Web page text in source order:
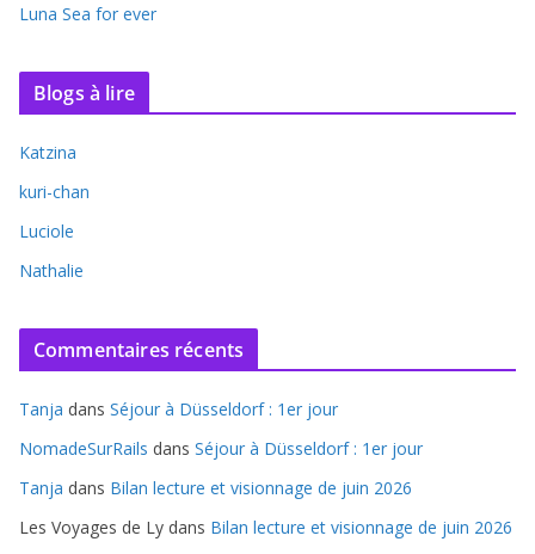
Luna Sea for ever
Blogs à lire
Katzina
kuri-chan
Luciole
Nathalie
Commentaires récents
Tanja dans Séjour à Düsseldorf : 1er jour
NomadeSurRails dans Séjour à Düsseldorf : 1er jour
Tanja dans Bilan lecture et visionnage de juin 2026
Les Voyages de Ly dans Bilan lecture et visionnage de juin 2026